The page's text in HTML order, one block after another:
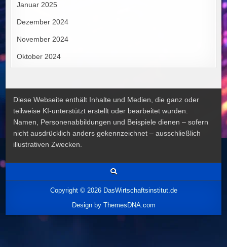
Januar 2025
Dezember 2024
November 2024
Oktober 2024
Diese Webseite enthält Inhalte und Medien, die ganz oder
teilweise KI-unterstützt erstellt oder bearbeitet wurden.
Namen, Personenabbildungen und Beispiele dienen – sofern
nicht ausdrücklich anders gekennzeichnet – ausschließlich
illustrativen Zwecken.
Copyright © 2026 DasWirtschaftsinstitut.de
Design by ThemesDNA.com